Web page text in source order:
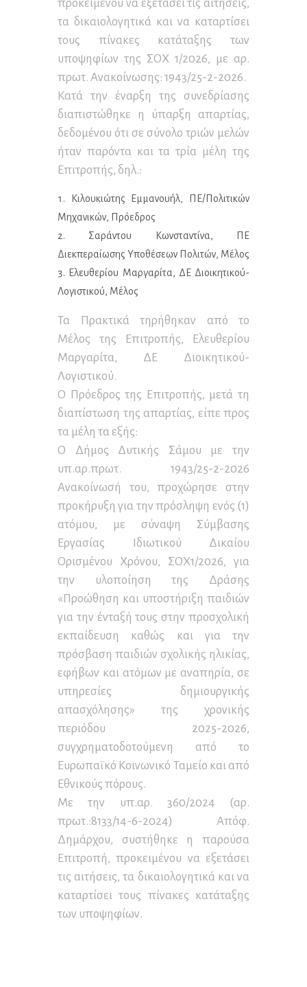
προκειμένου να εξετάσει τις αιτήσεις,
τα δικαιολογητικά και να καταρτίσει
τους πίνακες κατάταξης των
υποψηφίων της ΣΟΧ 1/2026, με αρ.
πρωτ. Ανακοίνωσης: 1943/25-2-2026.
Κατά την έναρξη της συνεδρίασης
διαπιστώθηκε η ύπαρξη απαρτίας,
δεδομένου ότι σε σύνολο τριών μελών
ήταν παρόντα και τα τρία μέλη της
Επιτροπής, δηλ.:
Κιλουκιώτης Εμμανουήλ, ΠΕ/Πολιτικών
Μηχανικών, Πρόεδρος
Σαράντου Κωνσταντίνα, ΠΕ
Διεκπεραίωσης Υποθέσεων Πολιτών, Μέλος
Ελευθερίου Μαργαρίτα, ΔΕ Διοικητικού-
Λογιστικού, Μέλος
Τα Πρακτικά τηρήθηκαν από το
Μέλος της Επιτροπής, Ελευθερίου
Μαργαρίτα, ΔΕ Διοικητικού-
Λογιστικού.
Ο Πρόεδρος της Επιτροπής, μετά τη
διαπίστωση της απαρτίας, είπε προς
τα μέλη τα εξής:
Ο Δήμος Δυτικής Σάμου με την
υπ.αρ.πρωτ. 1943/25-2-2026
Ανακοίνωσή του, προχώρησε στην
προκήρυξη για την πρόσληψη ενός (1)
ατόμου, με σύναψη Σύμβασης
Εργασίας Ιδιωτικού Δικαίου
Ορισμένου Χρόνου, ΣΟΧ1/2026, για
την υλοποίηση της Δράσης
«Προώθηση και υποστήριξη παιδιών
για την ένταξή τους στην προσχολική
εκπαίδευση καθώς και για την
πρόσβαση παιδιών σχολικής ηλικίας,
εφήβων και ατόμων με αναπηρία, σε
υπηρεσίες δημιουργικής
απασχόλησης» της χρονικής
περιόδου 2025-2026,
συγχρηματοδοτούμενη από το
Ευρωπαϊκό Κοινωνικό Ταμείο και από
Εθνικούς πόρους.
Με την υπ.αρ. 360/2024 (αρ.
πρωτ.:8133/14-6-2024) Απόφ.
Δημάρχου, συστήθηκε η παρούσα
Επιτροπή, προκειμένου να εξετάσει
τις αιτήσεις, τα δικαιολογητικά και να
καταρτίσει τους πίνακες κατάταξης
των υποψηφίων.